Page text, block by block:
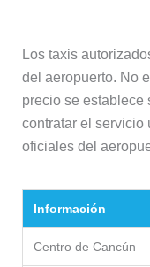
Los taxis
del aeropuerto. No
precio se establece
contratar el servicio
oficiales del
Información
Centro de Cancún